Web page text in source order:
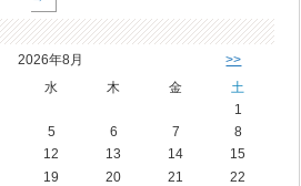
2026年8月 >>
水 木 金
土
1
5 6 7
8
12 13 14
15
19 20 21
22